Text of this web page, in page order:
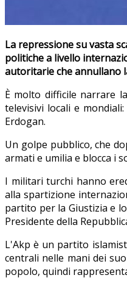
La repressione su vasta
politiche a livello
autoritarie che annullano
È molto difficile narrare
televisivi locali e
Erdogan.
Un golpe pubblico, che
armati e umilia e blocca i
I militari turchi hanno
alla spartizione
partito per la Giustizia e
Presidente della
L'Akp è un partito
centrali nelle mani dei
popolo, quindi